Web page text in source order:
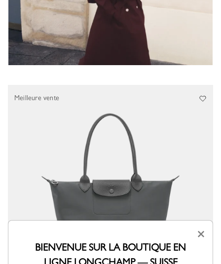
Meilleure vente
×
BIENVENUE SUR LA BOUTIQUE EN